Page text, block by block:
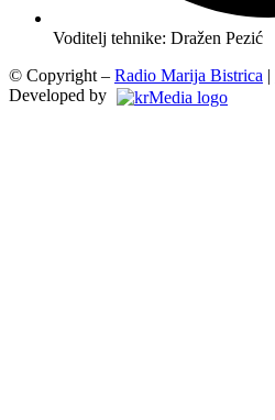
Voditelj tehnike: Dražen Pezić
© Copyright – Radio Marija Bistrica |
Developed by